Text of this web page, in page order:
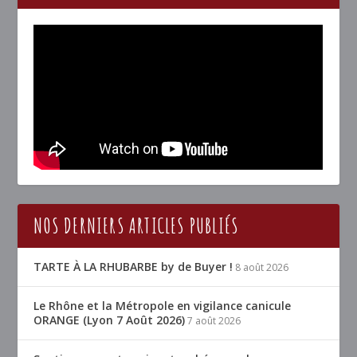
NOS DERNIERS ARTICLES PUBLIÉS
TARTE À LA RHUBARBE by de Buyer ! 8 août 2026
Le Rhône et la Métropole en vigilance canicule
ORANGE (Lyon 7 Août 2026) 7 août 2026